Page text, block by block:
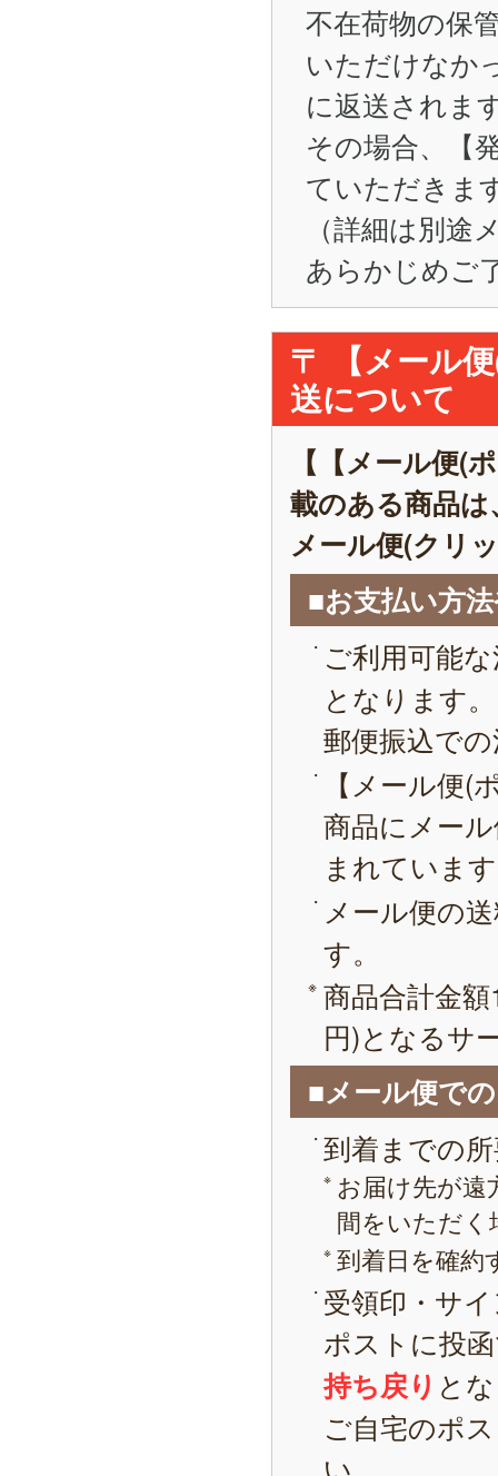
不在荷物の保
いただけなか
に返送されま
その場合、【
ていただきま
（詳細は別
あらかじめご
〒 【メール
送について
【【メール便(
載のある商品
メール便(クリ
■お支払い方
ご利用可能
となります。
郵便振込で
【メール便(
商品にメー
まれていま
メール便の
す。
商品合計金
円)となるサ
■メール便で
到着までの
お届け先が遠
間をいただ
到着日を確約
受領印・サ
ポストに投
持ち戻り と
ご自宅のポ
い。